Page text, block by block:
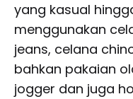
yang kasual
menggunakan
jeans, celana
bahkan pakaian
jogger dan juga